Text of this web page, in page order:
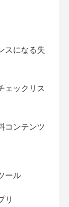
スになる失
ェックリス
コンテンツ
ール
リ